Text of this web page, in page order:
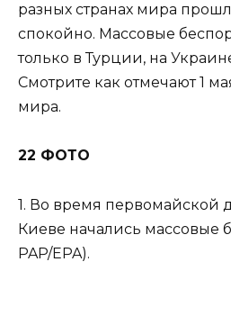
разных странах мира
спокойно. Массовые
только в Турции, на
Смотрите как отмечают 1
мира.
22 ФОТО
1. Во время первомайской
Киеве начались массовые
PAP/EPA).